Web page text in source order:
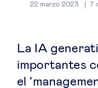
22 marzo 2023 7
La IA
importantes
el